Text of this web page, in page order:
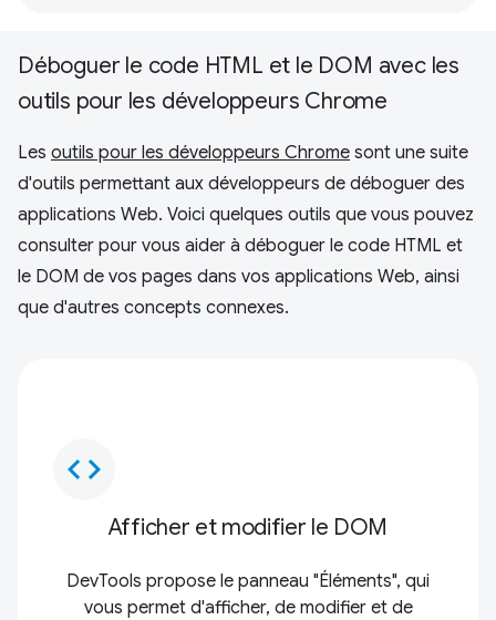
Déboguer le code HTML et le DOM avec les
outils pour les développeurs Chrome
Les outils pour les développeurs Chrome sont une suite
d'outils permettant aux développeurs de déboguer des
applications Web. Voici quelques outils que vous pouvez
consulter pour vous aider à déboguer le code HTML et
le DOM de vos pages dans vos applications Web, ainsi
que d'autres concepts connexes.
code
Afficher et modifier le DOM
DevTools propose le panneau "Éléments", qui
vous permet d'afficher, de modifier et de